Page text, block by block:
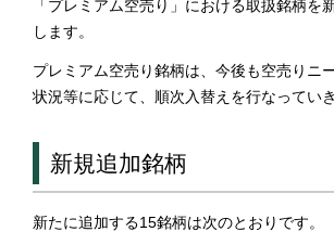
「プレミアム空売り」における取扱銘柄を
します。
プレミアム空売り銘柄は、今後も空売りニ
状況等に応じて、順次入替えを行なっていき
新規追加銘柄
新たに追加する15銘柄は次のとおりです。